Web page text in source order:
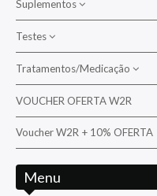
Cirurgiões/Tangs
Diversos
Falcão
Folha/Filefish
Moreias
Suplementos
Bactérias
Suplementos para corais
Suplementos para peixes
Testes
Aquarium Systems
Ati
D-D The Aquarium Solution
Hanna
Tratamentos/Medicação
Tratamento/Medicação da
Tratamento/Medicação para
VOUCHER OFERTA W2R
Voucher W2R + 10% OFERTA
Menu